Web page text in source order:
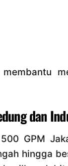
dan
GPM
hingga